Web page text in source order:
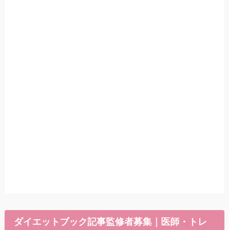
ダイエットブック記事監修者募集｜医師・トレ